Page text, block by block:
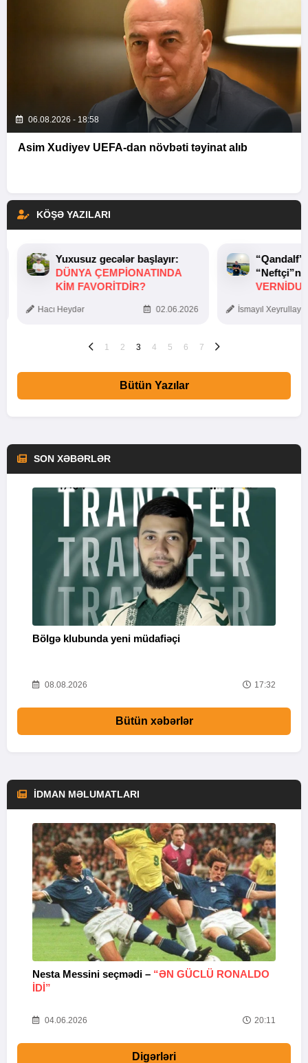
06.08.2026 - 18:58
Asim Xudiyev UEFA-dan növbəti təyinat alıb
KÖŞƏ YAZILARI
Yuxusuz gecələr başlayır:
DÜNYA ÇEMPIONATINDA
KIM FAVORITDIR?
Hacı Heydər 02.06.2026 İsmayıl
1 2 3 4 5 6 7
Bütün Yazılar
SON XƏBƏRLƏR
Bölgə klubunda yeni müdafiəçi
08.08.2026 17:32
Bütün xəbərlər
İDMAN MƏLUMATLARI
Nesta Messini seçmədi – “ƏN GÜCLÜ RONALDO
IDI”
04.06.2026 20:11
Digərləri